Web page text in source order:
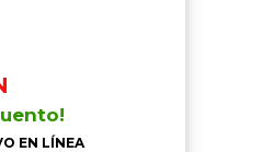
EN LÍNEA